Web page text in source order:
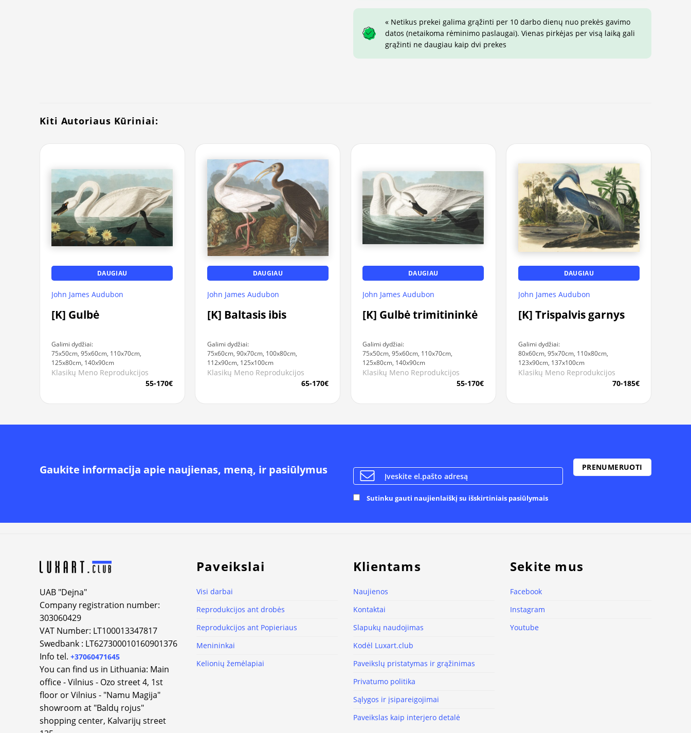
« Netikus prekei galima grąžinti per 10 darbo dienų nuo prekės gavimo
datos (netaikoma rėminimo paslaugai). Vienas pirkėjas per visą laiką gali
grąžinti ne daugiau kaip dvi prekes
Kiti Autoriaus Kūriniai:
DAUGIAU
John James Audubon
[K] Gulbė
Galimi dydžiai:
75x50cm, 95x60cm, 110x70cm,
125x80cm, 140x90cm
Klasikų Meno Reprodukcijos
55-170€
DAUGIAU
John James Audubon
[K] Baltasis ibis
Galimi dydžiai:
75x60cm, 90x70cm, 100x80cm,
112x90cm, 125x100cm
Klasikų Meno Reprodukcijos
65-170€
DAUGIAU
John James Audubon
[K] Gulbė trimitininkė
Galimi dydžiai:
75x50cm, 95x60cm, 110x70cm,
125x80cm, 140x90cm
Klasikų Meno Reprodukcijos
55-170€
DAUGIAU
John James Audubon
[K] Trispalvis garnys
Galimi dydžiai:
80x60cm, 95x70cm, 110x80cm,
123x90cm, 137x100cm
Klasikų Meno Reprodukcijos
70-185€
Gaukite informacija apie naujienas, meną, ir pasiūlymus
Sutinku gauti naujienlaiškį su išskirtiniais pasiūlymais
UAB "Dejna"
Company registration number:
303060429
VAT Number: LT100013347817
Swedbank : LT627300010160901376
Info tel. +37060471645
You can find us in Lithuania: Main
office - Vilnius - Ozo street 4, 1st
floor or Vilnius - "Namu Magija"
showroom at "Baldų rojus"
shopping center, Kalvarijų street
Paveikslai
Visi darbai
Reprodukcijos ant drobės
Reprodukcijos ant Popieriaus
Menininkai
Kelionių žemėlapiai
Klientams
Naujienos
Kontaktai
Slapukų naudojimas
Kodėl Luxart.club
Paveikslų pristatymas ir grąžinimas
Privatumo politika
Sąlygos ir įsipareigojimai
Paveikslas kaip interjero detalė
Sekite mus
Facebook
Instagram
Youtube